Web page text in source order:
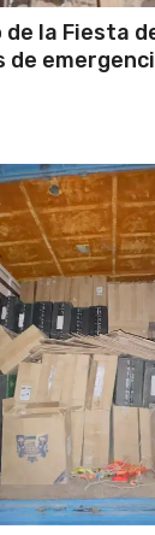
la Fiesta